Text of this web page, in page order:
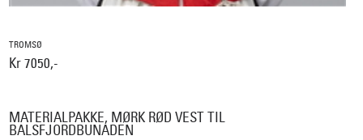
TROMSØ
Kr 7050,-
MATERIALPAKKE, MØRK RØD VEST TIL
BALSFJORDBUNADEN